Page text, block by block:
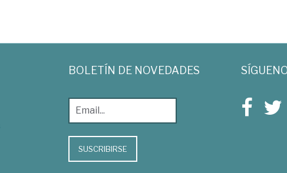
BOLETÍN DE NOVEDADES
SUSCRIBIRSE